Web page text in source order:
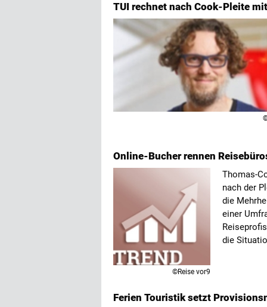
TUI rechnet nach Cook-Pleite
Online-Bucher rennen
©Reise vor9
Thomas-
nach der
die
einer
die
Ferien Touristik setzt